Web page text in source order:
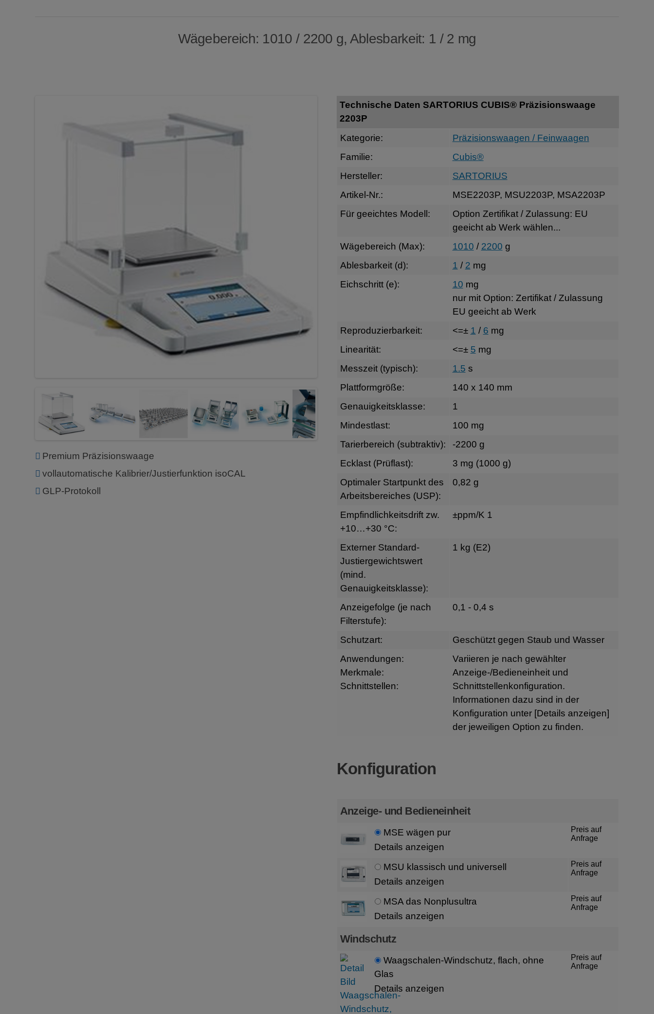
Wägebereich: 1010 / 2200 g, Ablesbarkeit: 1 / 2 mg
Premium Präzisionswaage
vollautomatische Kalibrier/Justierfunktion isoCAL
GLP-Protokoll
Technische Daten SARTORIUS CUBIS® Präzisionswaage
2203P
Kategorie:
Präzisionswaagen / Feinwaagen
Familie:
Cubis®
Hersteller:
SARTORIUS
Artikel-Nr.:
MSE2203P, MSU2203P, MSA2203P
Für geeichtes Modell:
Option Zertifikat / Zulassung: EU
geeicht ab Werk wählen...
Wägebereich (Max):
1010 / 2200 g
Ablesbarkeit (d):
1 / 2 mg
Eichschritt (e):
10 mg
nur mit Option: Zertifikat / Zulassung
EU geeicht ab Werk
Reproduzierbarkeit:
<=± 1 / 6 mg
Linearität:
<=± 5 mg
Messzeit (typisch):
1.5 s
Plattformgröße:
140 x 140 mm
Genauigkeitsklasse:
1
Mindestlast:
100 mg
Tarierbereich (subtraktiv):
-2200 g
Ecklast (Prüflast):
3 mg (1000 g)
Optimaler Startpunkt des
Arbeitsbereiches (USP):
0,82 g
Empfindlichkeitsdrift zw.
+10…+30 °C:
±ppm/K 1
Externer Standard-
Justiergewichtswert
(mind.
Genauigkeitsklasse):
1 kg (E2)
Anzeigefolge (je nach
Filterstufe):
0,1 - 0,4 s
Schutzart:
Geschützt gegen Staub und Wasser
Anwendungen:
Merkmale:
Schnittstellen:
Variieren je nach gewählter
Anzeige-/Bedieneinheit und
Schnittstellenkonfiguration.
Informationen dazu sind in der
Konfiguration unter [Details anzeigen]
der jeweiligen Option zu finden.
Konfiguration
Anzeige- und Bedieneinheit
MSE wägen pur
Details anzeigen
Preis auf
Anfrage
MSU klassisch und universell
Details anzeigen
Preis auf
Anfrage
MSA das Nonplusultra
Details anzeigen
Preis auf
Anfrage
Windschutz
Waagschalen-Windschutz, flach, ohne
Glas
Details anzeigen
Preis auf
Anfrage